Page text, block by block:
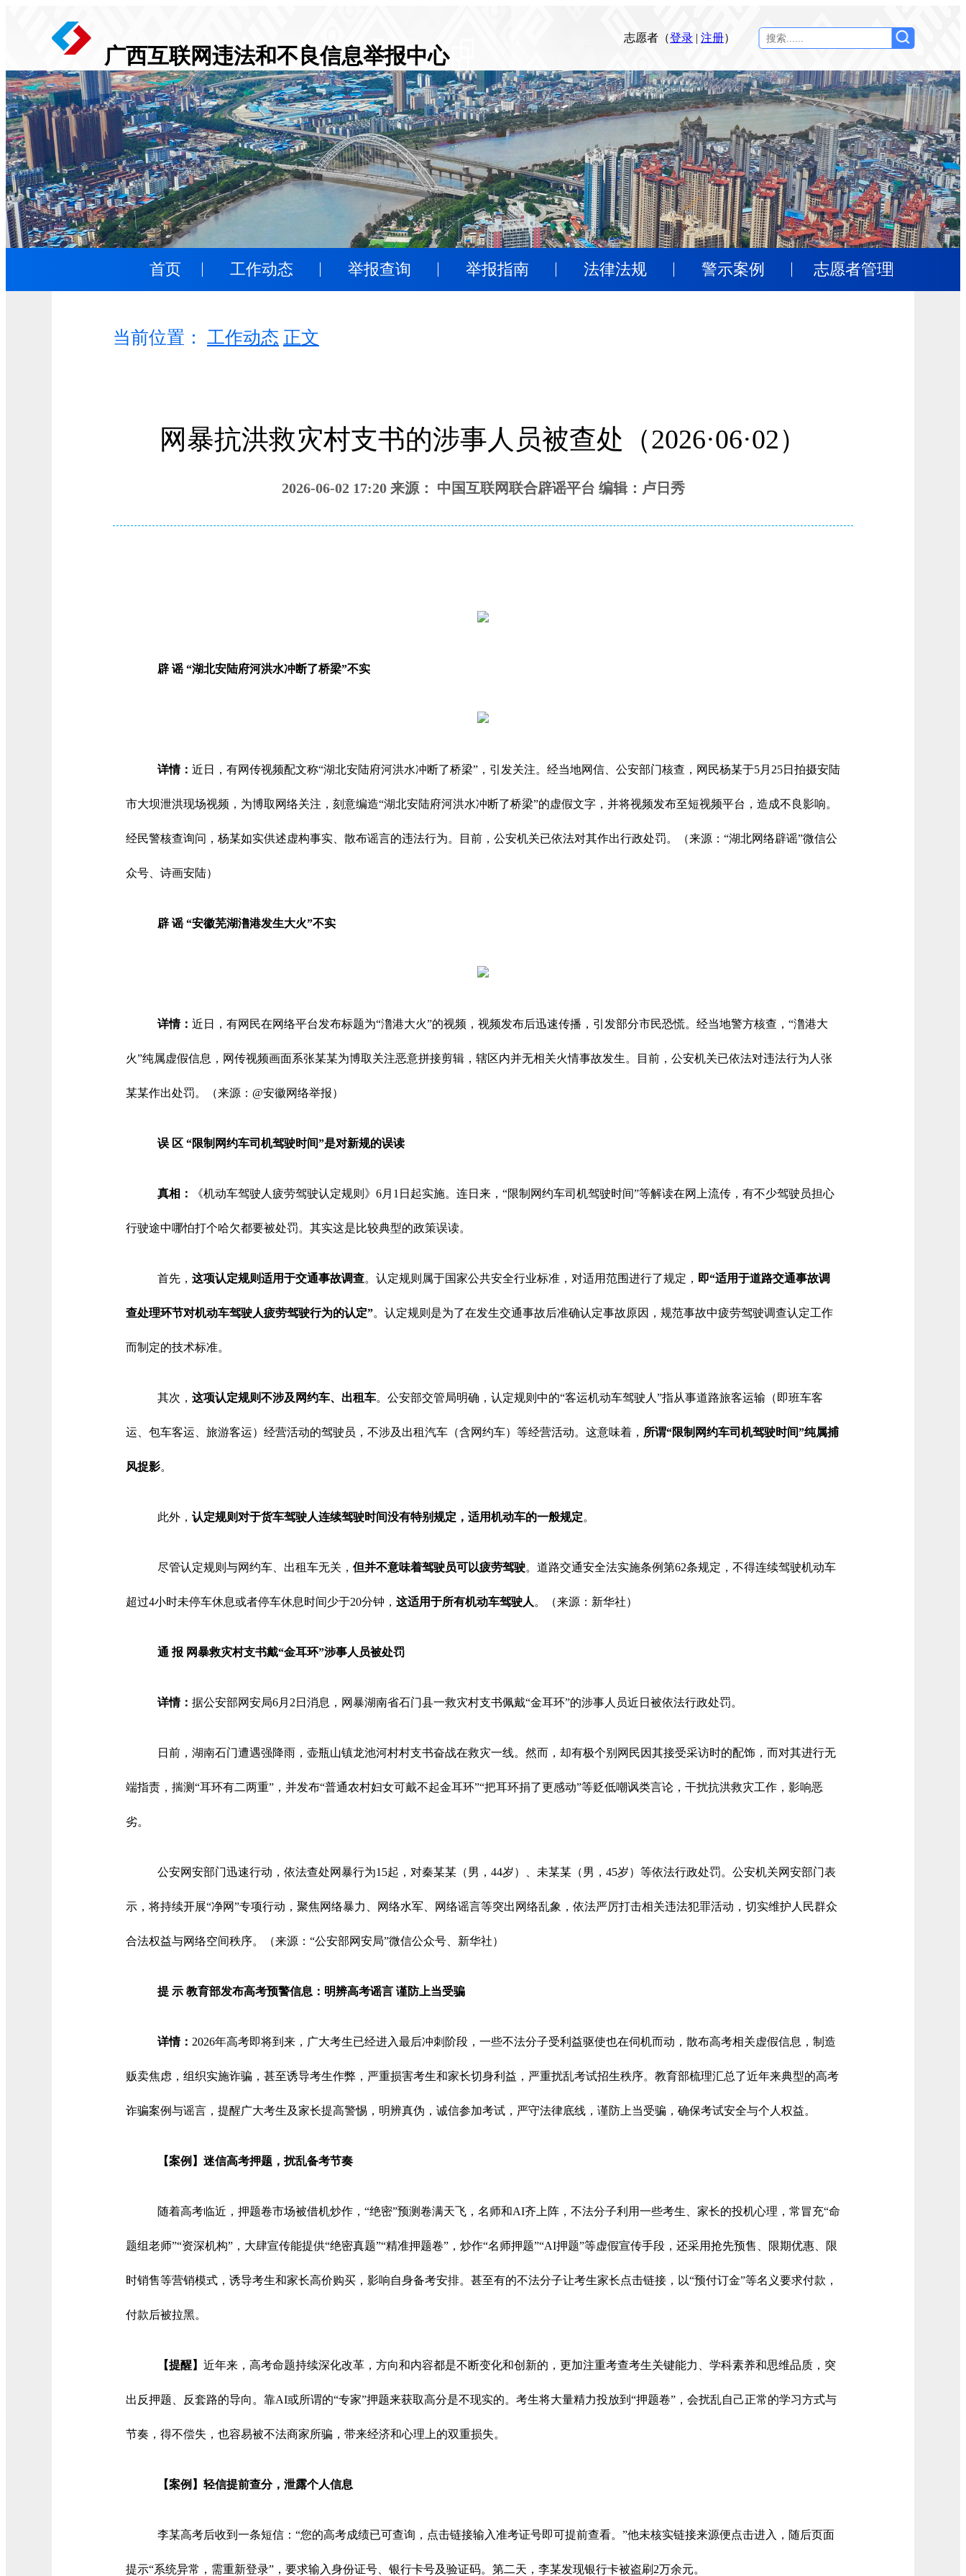
广西互联网违法和不良信息举报中心
志愿者（登录 | 注册）
首页 工作动态 举报查询 举报指南 法律法规 警示案例 志愿者管理
当前位置： 工作动态 正文
网暴抗洪救灾村支书的涉事人员被查处（2026·06·02）
2026-06-02 17:20 来源： 中国互联网联合辟谣平台 编辑：卢日秀
辟 谣 “湖北安陆府河洪水冲断了桥梁”不实
详情： 近日，有网传视频配文称“湖北安陆府河洪水冲断了桥梁”，引发关注。经当地网信、公安部门核查，网民杨某于5月25日拍摄安陆
市大坝泄洪现场视频，为博取网络关注，刻意编造“湖北安陆府河洪水冲断了桥梁”的虚假文字，并将视频发布至短视频平台，造成不良影响。
经民警核查询问，杨某如实供述虚构事实、散布谣言的违法行为。目前，公安机关已依法对其作出行政处罚。（来源：“湖北网络辟谣”微信公
众号、诗画安陆）
辟 谣 “安徽芜湖澛港发生大火”不实
详情： 近日，有网民在网络平台发布标题为“澛港大火”的视频，视频发布后迅速传播，引发部分市民恐慌。经当地警方核查，“澛港大
火”纯属虚假信息，网传视频画面系张某某为博取关注恶意拼接剪辑，辖区内并无相关火情事故发生。目前，公安机关已依法对违法行为人张
某某作出处罚。（来源：@安徽网络举报）
误 区 “限制网约车司机驾驶时间”是对新规的误读
真相： 《机动车驾驶人疲劳驾驶认定规则》6月1日起实施。连日来，“限制网约车司机驾驶时间”等解读在网上流传，有不少驾驶员担心
行驶途中哪怕打个哈欠都要被处罚。其实这是比较典型的政策误读。
首先， 这项认定规则适用于交通事故调查。认定规则属于国家公共安全行业标准，对适用范围进行了规定， 即“适用于道路交通事故调
查处理环节对机动车驾驶人疲劳驾驶行为的认定”。认定规则是为了在发生交通事故后准确认定事故原因，规范事故中疲劳驾驶调查认定工作
而制定的技术标准。
其次， 这项认定规则不涉及网约车、出租车。公安部交管局明确，认定规则中的“客运机动车驾驶人”指从事道路旅客运输（即班车客
运、包车客运、旅游客运）经营活动的驾驶员，不涉及出租汽车（含网约车）等经营活动。这意味着， 所谓“限制网约车司机驾驶时间”纯属捕
风捉影。
此外， 认定规则对于货车驾驶人连续驾驶时间没有特别规定，适用机动车的一般规定。
尽管认定规则与网约车、出租车无关， 但并不意味着驾驶员可以疲劳驾驶。道路交通安全法实施条例第62条规定，不得连续驾驶机动车
超过4小时未停车休息或者停车休息时间少于20分钟， 这适用于所有机动车驾驶人 。（来源：新华社）
通 报 网暴救灾村支书戴“金耳环”涉事人员被处罚
详情： 据公安部网安局6月2日消息，网暴湖南省石门县一救灾村支书佩戴“金耳环”的涉事人员近日被依法行政处罚。
日前，湖南石门遭遇强降雨，壶瓶山镇龙池河村村支书奋战在救灾一线。然而，却有极个别网民因其接受采访时的配饰，而对其进行无
端指责，揣测“耳环有二两重”，并发布“普通农村妇女可戴不起金耳环”“把耳环捐了更感动”等贬低嘲讽类言论，干扰抗洪救灾工作，影响恶
劣。
公安网安部门迅速行动，依法查处网暴行为15起，对秦某某（男，44岁）、未某某（男，45岁）等依法行政处罚。公安机关网安部门表
示，将持续开展“净网”专项行动，聚焦网络暴力、网络水军、网络谣言等突出网络乱象，依法严厉打击相关违法犯罪活动，切实维护人民群众
合法权益与网络空间秩序。（来源：“公安部网安局”微信公众号、新华社）
提 示 教育部发布高考预警信息：明辨高考谣言 谨防上当受骗
详情： 2026年高考即将到来，广大考生已经进入最后冲刺阶段，一些不法分子受利益驱使也在伺机而动，散布高考相关虚假信息，制造
贩卖焦虑，组织实施诈骗，甚至诱导考生作弊，严重损害考生和家长切身利益，严重扰乱考试招生秩序。教育部梳理汇总了近年来典型的高考
诈骗案例与谣言，提醒广大考生及家长提高警惕，明辨真伪，诚信参加考试，严守法律底线，谨防上当受骗，确保考试安全与个人权益。
【案例】迷信高考押题，扰乱备考节奏
随着高考临近，押题卷市场被借机炒作，“绝密”预测卷满天飞，名师和AI齐上阵，不法分子利用一些考生、家长的投机心理，常冒充“命
题组老师”“资深机构”，大肆宣传能提供“绝密真题”“精准押题卷”，炒作“名师押题”“AI押题”等虚假宣传手段，还采用抢先预售、限期优惠、限
时销售等营销模式，诱导考生和家长高价购买，影响自身备考安排。甚至有的不法分子让考生家长点击链接，以“预付订金”等名义要求付款，
付款后被拉黑。
【提醒】 近年来，高考命题持续深化改革，方向和内容都是不断变化和创新的，更加注重考查考生关键能力、学科素养和思维品质，突
出反押题、反套路的导向。靠AI或所谓的“专家”押题来获取高分是不现实的。考生将大量精力投放到“押题卷”，会扰乱自己正常的学习方式与
节奏，得不偿失，也容易被不法商家所骗，带来经济和心理上的双重损失。
【案例】轻信提前查分，泄露个人信息
李某高考后收到一条短信：“您的高考成绩已可查询，点击链接输入准考证号即可提前查看。”他未核实链接来源便点击进入，随后页面
提示“系统异常，需重新登录”，要求输入身份证号、银行卡号及验证码。第二天，李某发现银行卡被盗刷2万余元。